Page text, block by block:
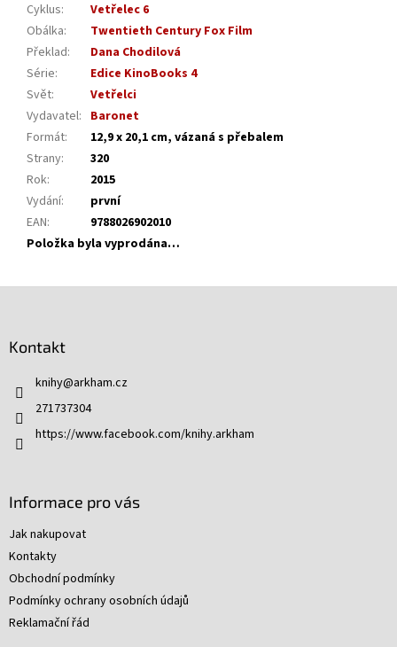
Cyklus:
Vetřelec 6
Obálka:
Twentieth Century Fox Film
Překlad:
Dana Chodilová
Série:
Edice KinoBooks 4
Svět:
Vetřelci
Vydavatel: Baronet
Formát:
12,9 x 20,1 cm, vázaná s přebalem
Strany:
320
Rok:
2015
Vydání:
první
EAN:
9788026902010
Položka byla vyprodána…
Kontakt
knihy@arkham.cz
271737304
https://www.facebook.com/knihy.arkham
Informace pro vás
Jak nakupovat
Kontakty
Obchodní podmínky
Podmínky ochrany osobních údajů
Reklamační řád